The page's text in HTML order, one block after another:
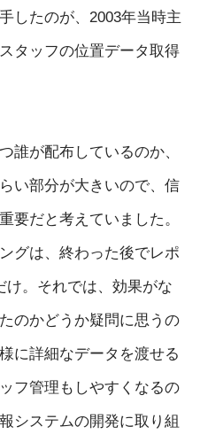
したのが、2003年当時主
タッフの位置データ取得
誰が配布しているのか、
い部分が大きいので、信
要だと考えていました。
グは、終わった後でレポ
け。それでは、効果がな
のかどうか疑問に思うの
に詳細なデータを渡せる
フ管理もしやすくなるの
システムの開発に取り組